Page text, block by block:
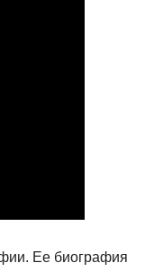
Ее биография